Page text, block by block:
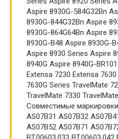
Aspire 8930G-584G32Bn
8930G-844G32Bn Aspire
8930G-864G64Bn Aspire
8930G-B48 Aspire 8930G-
Aspire 8930 Series Aspire
8940G Aspire 8940G-
Extensa 7230 Extensa
7630G Series TravelMate
TravelMate 7330
Совместимые
AS07B31 AS07B32
AS07B52 AS07B71